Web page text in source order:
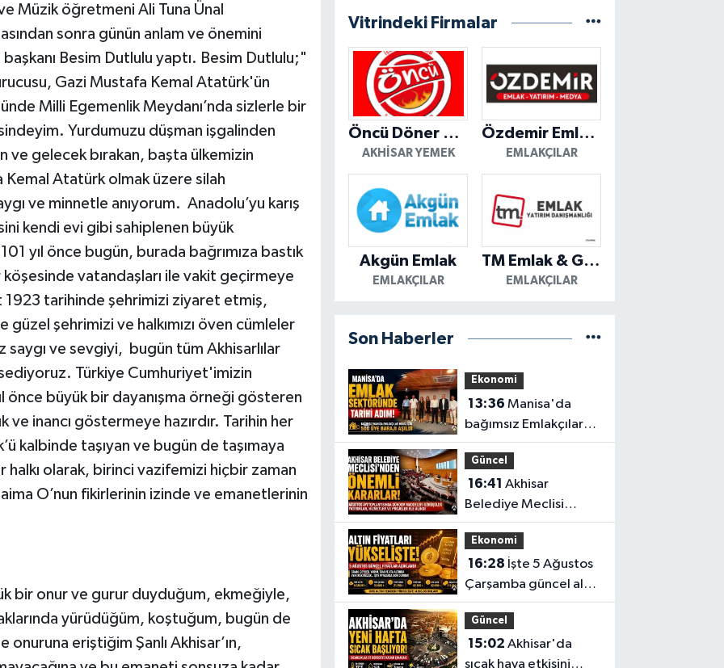
Müzik öğretmeni Ali Tuna Ünal
sonra günün anlam ve önemini
Besim Dutlulu yaptı. Besim Dutlulu;"
Gazi Mustafa Kemal Atatürk'ün
Milli Egemenlik Meydanı’nda sizlerle bir
Yurdumuzu düşman işgalinden
ve gelecek bırakan, başta ülkemizin
Kemal Atatürk olmak üzere silah
ve minnetle anıyorum. Anadolu’yu karış
kendi evi gibi sahiplenen büyük
yıl önce bugün, burada bağrımıza bastık
köşesinde vatandaşları ile vakit geçirmeye
tarihinde şehrimizi ziyaret etmiş,
şehrimizi ve halkımızı öven cümleler
saygı ve sevgiyi, bugün tüm Akhisarlılar
Türkiye Cumhuriyet'imizin
önce büyük bir dayanışma örneği gösteren
ve inancı göstermeye hazırdır. Tarihin her
kalbinde taşıyan ve bugün de taşımaya
halkı olarak, birinci vazifemizi hiçbir zaman
O’nun fikirlerinin izinde ve emanetlerinin
bir onur ve gurur duyduğum, ekmeğiyle,
yürüdüğüm, koştuğum, bugün de
eriştiğim Şanlı Akhisar’ın,
Vitrindeki Firmalar
Öncü Döner Akhisar
AKHISAR YEMEK
Özdemir Emlak Yatırım
EMLAKÇILAR
Akgün Emlak
EMLAKÇILAR
TM Emlak & Gayrimenkul
EMLAKÇILAR
Son Haberler
Ekonomi
13:36 Manisa'da
bağımsız Emlakçılar
Odası için 500 üye
barajı aşıldı
Güncel
16:41 Akhisar
Belediye Meclisi
Ağustos ayı
toplantısını
gerçekleştirdi
Ekonomi
16:28
Çarşamba güncel altın
fiyatları
Güncel
15:02 Akhisar'da
sıcak hava etkisini